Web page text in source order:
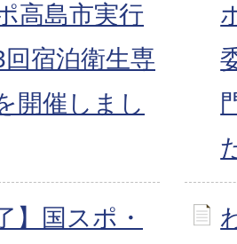
高島市実行
宿泊衛生専
開催しまし
】国スポ・